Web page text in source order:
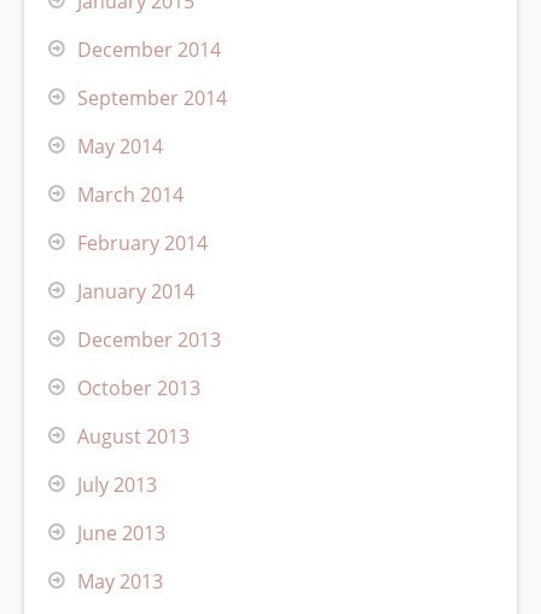
December 2014
September 2014
May 2014
March 2014
February 2014
January 2014
December 2013
October 2013
August 2013
July 2013
June 2013
May 2013